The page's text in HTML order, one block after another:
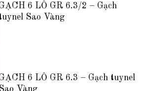
6 LỖ GR 6.3/2 – Gạch
Sao Vàng
6 LỖ GR 6.3 – Gạch tuynel
Sao Vàng